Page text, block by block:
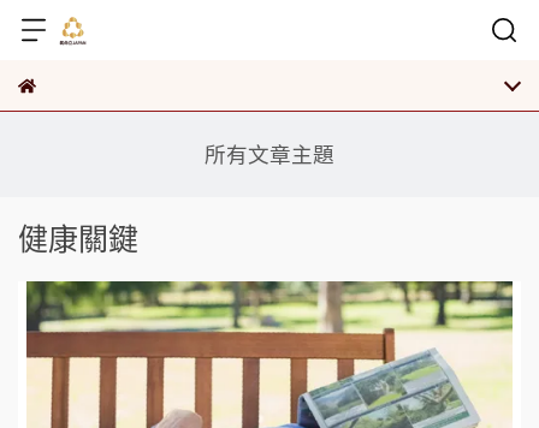
所有文章主題
健康關鍵